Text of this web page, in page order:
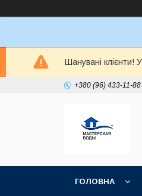
Шанувані клієнти!
+380 (96) 433-11-88
ГОЛОВНА